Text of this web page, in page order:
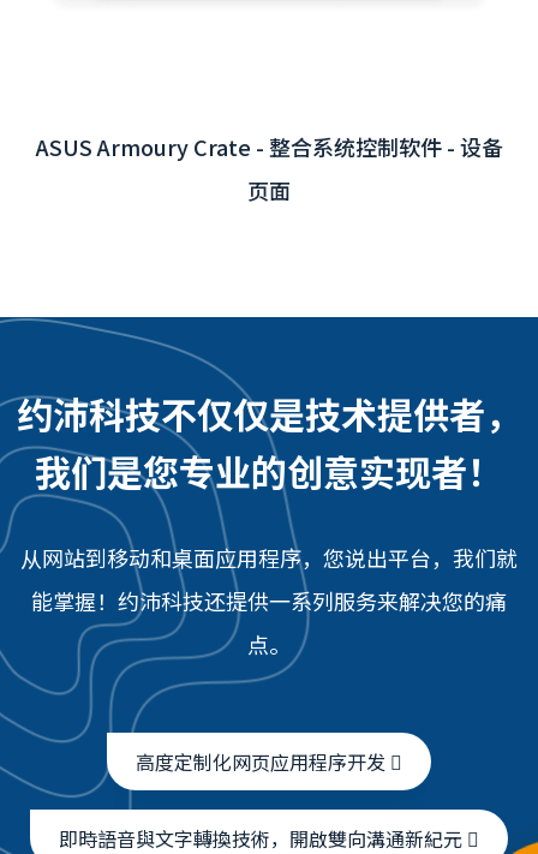
约沛科技不仅仅是技术提供者，
我们是您专业的创意实现者！
从网站到移动和桌面应用程序，您说出平台，我们就
能掌握！约沛科技还提供一系列服务来解决您的痛
点。
高度定制化网页应用程序开发
即時語音與文字轉換技術，開啟雙向溝通新紀元